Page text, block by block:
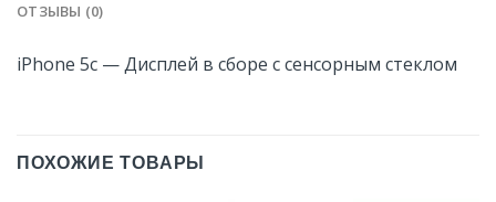
ОТЗЫВЫ (0)
iPhone 5c — Дисплей в сборе с сенсорным стеклом
ПОХОЖИЕ ТОВАРЫ